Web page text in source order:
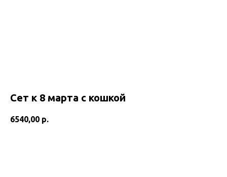
Сет к 8 марта с кошкой
6540,00 р.